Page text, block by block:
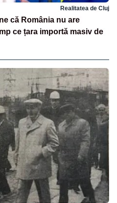
Realitatea de Cluj
că România nu are
ce țara importă masiv de